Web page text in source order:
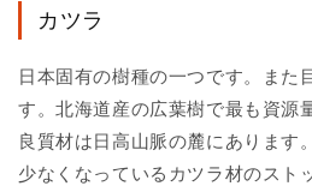
カツラ
日本固有の樹種の一つです。また
す。北海道産の広葉樹で最も資源
良質材は日高山脈の麓にあります
少なくなっているカツラ材のスト